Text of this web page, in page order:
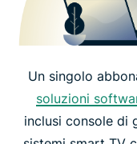
Un singolo
soluzioni
inclusi console di